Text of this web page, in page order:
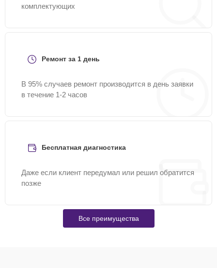
комплектующих
Ремонт за 1 день
В 95% случаев ремонт производится в день заявки
в течение 1-2 часов
Бесплатная диагностика
Даже если клиент передумал или решил обратится
позже
Все преимущества